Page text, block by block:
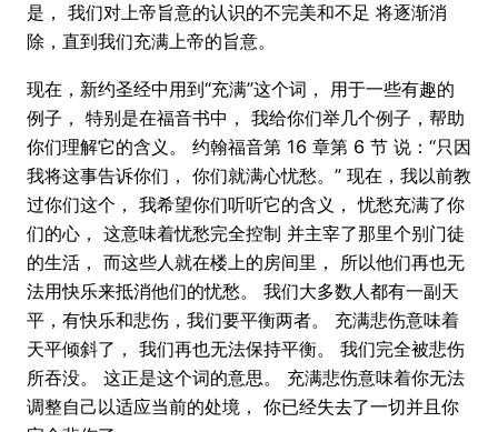
是， 我们对上帝旨意的认识的不完美和不足 将逐渐消
除，直到我们充满上帝的旨意。
现在，新约圣经中用到“充满”这个词， 用于一些有趣的
例子， 特别是在福音书中， 我给你们举几个例子，帮助
你们理解它的含义。 约翰福音第 16 章第 6 节 说：“只因
我将这事告诉你们， 你们就满心忧愁。” 现在，我以前教
过你们这个， 我希望你们听听它的含义， 忧愁充满了你
们的心， 这意味着忧愁完全控制 并主宰了那里个别门徒
的生活， 而这些人就在楼上的房间里， 所以他们再也无
法用快乐来抵消他们的忧愁。 我们大多数人都有一副天
平，有快乐和悲伤，我们要平衡两者。 充满悲伤意味着
天平倾斜了， 我们再也无法保持平衡。 我们完全被悲伤
所吞没。 这正是这个词的意思。 充满悲伤意味着你无法
调整自己以适应当前的处境， 你已经失去了一切并且你